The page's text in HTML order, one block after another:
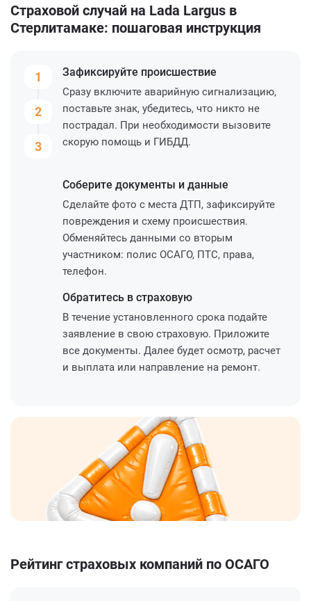
Страховой случай на Lada Largus в
Стерлитамаке: пошаговая инструкция
1
2
3
Зафиксируйте происшествие
Сразу включите аварийную сигнализацию,
поставьте знак, убедитесь, что никто не
пострадал. При необходимости вызовите
скорую помощь и ГИБДД.
Соберите документы и данные
Сделайте фото с места ДТП, зафиксируйте
повреждения и схему происшествия.
Обменяйтесь данными со вторым
участником: полис ОСАГО, ПТС, права,
телефон.
Обратитесь в страховую
В течение установленного срока подайте
заявление в свою страховую. Приложите
все документы. Далее будет осмотр, расчет
и выплата или направление на ремонт.
Рейтинг страховых компаний по ОСАГО